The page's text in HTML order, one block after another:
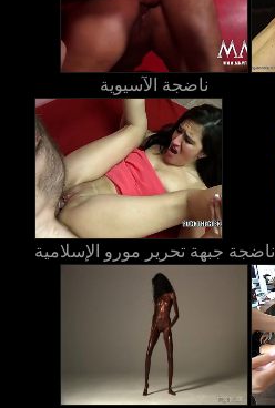
ناضجة الآسيوية
ناضجة جبهة تحرير مورو الإسلامية